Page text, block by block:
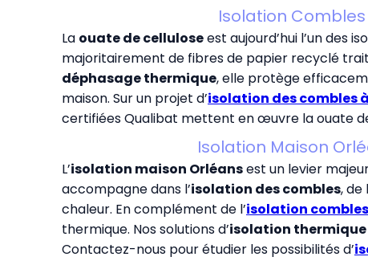
Isolation
La ouate de celluloseest aujourd’hui l’un des
majoritairement de fibres de papier recyclé
déphasage thermique, elle protège
maison. Sur un projet d’isolation des combles
certifiées Qualibat mettent en œuvre la ouate
Isolation Maison
L’isolation maison Orléansest un levier
accompagne dans l’isolation des combles, de
chaleur. En complément de l’isolation
thermique. Nos solutions d’isolation thermique
Contactez-nous pour étudier les possibilités d’